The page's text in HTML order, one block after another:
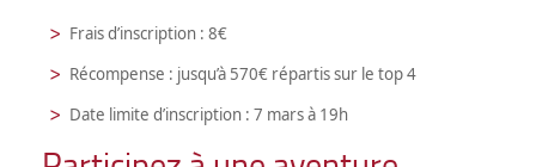
Frais d’inscription : 8€
Récompense : jusqu’à 570€ répartis sur le top 4
Date limite d’inscription : 7 mars à 19h